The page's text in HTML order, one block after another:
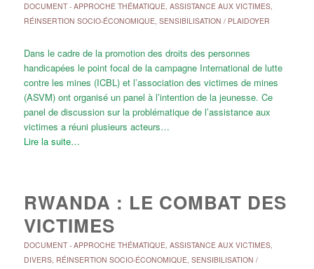
DOCUMENT- APPROCHE THÉMATIQUE, ASSISTANCE AUX VICTIMES,
RÉINSERTION SOCIO-ÉCONOMIQUE, SENSIBILISATION / PLAIDOYER
Dans le cadre de la promotion des droits des personnes
handicapées le point focal de la campagne International de lutte
contre les mines (ICBL) et l’association des victimes de mines
(ASVM) ont organisé un panel à l’intention de la jeunesse. Ce
panel de discussion sur la problématique de l’assistance aux
victimes a réuni plusieurs acteurs…
Lire la suite…
RWANDA : LE COMBAT DES
VICTIMES
DOCUMENT- APPROCHE THÉMATIQUE, ASSISTANCE AUX VICTIMES,
DIVERS, RÉINSERTION SOCIO-ÉCONOMIQUE, SENSIBILISATION /